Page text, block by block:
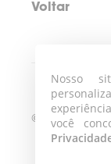
Voltar
©2026
Nosso
você